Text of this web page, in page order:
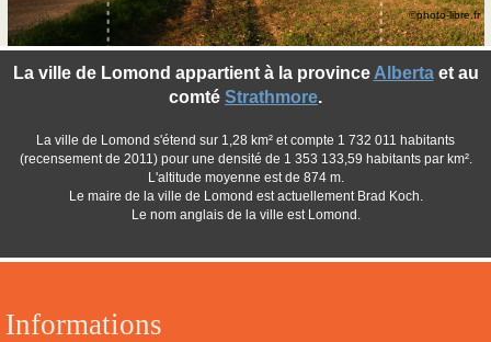
Informations
La ville de Lomond appartient à la province Albertaet au
comté Strathmore.
La ville de Lomond s'étend sur 1,28 km² et compte 1 732 011 habitants
(recensement de 2011) pour une densité de 1 353 133,59 habitants par km².
L'altitude moyenne est de 874 m.
Le maire de la ville de Lomond est actuellement Brad Koch.
Le nom anglais de la ville est Lomond.
©photo-libre.fr